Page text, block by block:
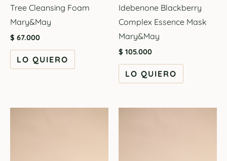
Tree Cleansing Foam
Mary&May
$ 67.000
LO QUIERO
Idebenone Blackberry
Complex Essence Mask
Mary&May
$ 105.000
LO QUIERO